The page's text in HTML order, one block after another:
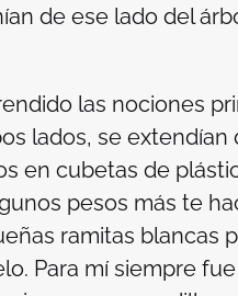
de ese lado del
las nociones
lados, se extendían
en cubetas de
pesos más te
ramitas blancas
Para mí siempre